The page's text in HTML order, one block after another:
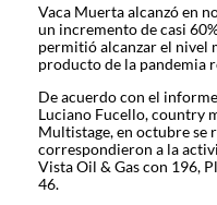
Vaca Muerta alcanzó en
un incremento de casi
permitió alcanzar el nivel
producto de la pandemia
De acuerdo con el
Luciano Fucello, country
Multistage, en octubre se
correspondieron a la
Vista Oil & Gas con 196,
46.